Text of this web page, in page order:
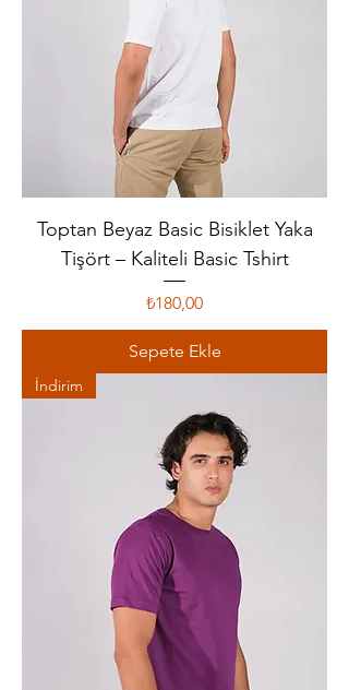
Toptan Beyaz Basic Bisiklet Yaka
Tişört – Kaliteli Basic Tshirt
Fiyat
₺180,00
Sepete Ekle
İndirim